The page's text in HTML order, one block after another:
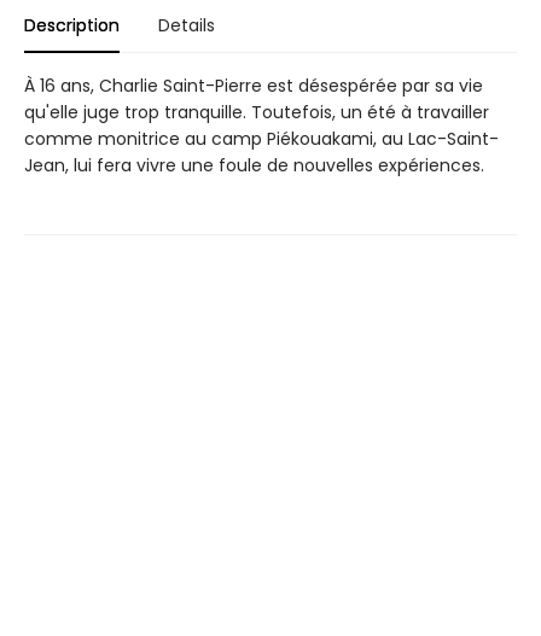
Description Details
À 16 ans, Charlie Saint-Pierre est désespérée par sa vie
qu'elle juge trop tranquille. Toutefois, un été à travailler
comme monitrice au camp Piékouakami, au Lac-Saint-
Jean, lui fera vivre une foule de nouvelles expériences.